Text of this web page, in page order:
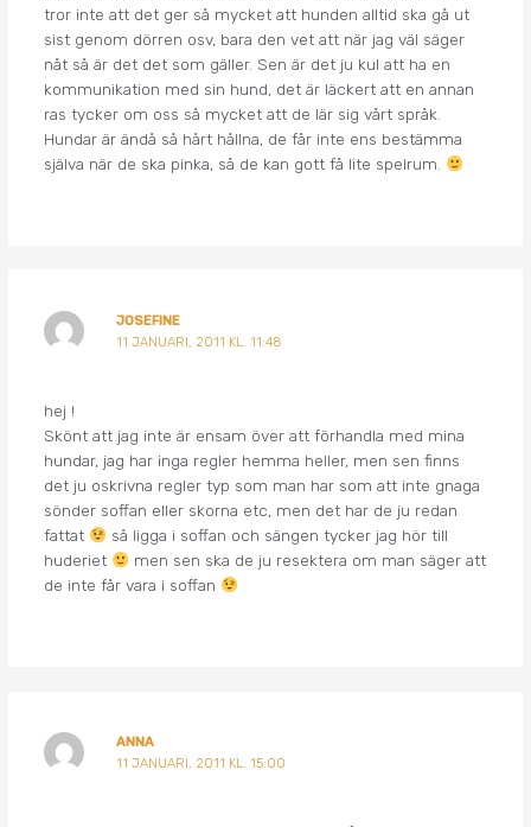
tror inte att det ger så mycket att hunden alltid ska gå ut
sist genom dörren osv, bara den vet att när jag väl säger
nåt så är det det som gäller. Sen är det ju kul att ha en
kommunikation med sin hund, det är läckert att en annan
ras tycker om oss så mycket att de lär sig vårt språk.
Hundar är ändå så hårt hållna, de får inte ens bestämma
själva när de ska pinka, så de kan gott få lite spelrum.
JOSEFINE
11 JANUARI, 2011 KL. 11:48
hej !
Skönt att jag inte är ensam över att förhandla med mina
hundar, jag har inga regler hemma heller, men sen finns
det ju oskrivna regler typ som man har som att inte gnaga
sönder soffan eller skorna etc, men det har de ju redan
fattat
så ligga i soffan och sängen tycker jag hör till
huderiet
men sen ska de ju resektera om man säger att
de inte får vara i soffan
ANNA
11 JANUARI, 2011 KL. 15:00